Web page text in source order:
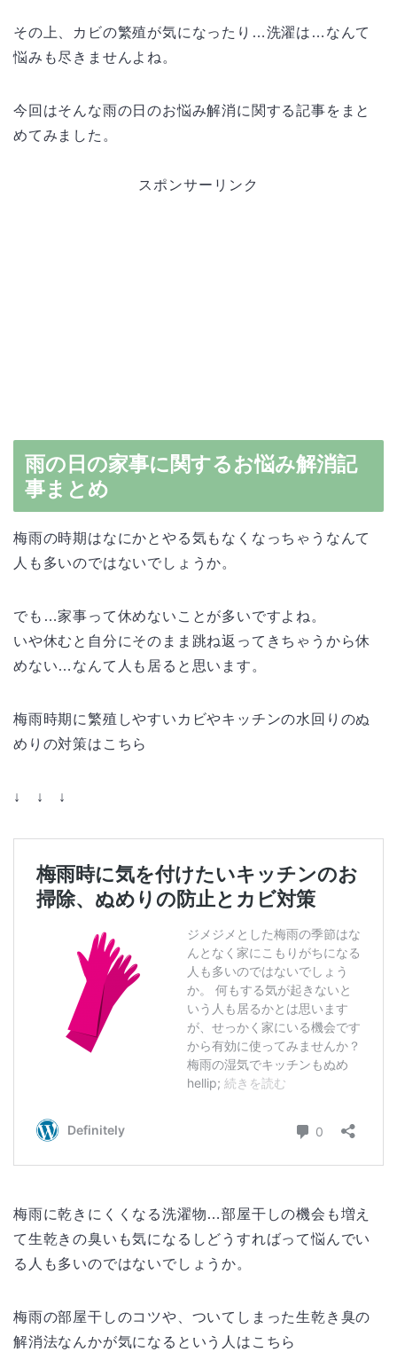
その上、カビの繁殖が気になったり…洗濯は…なんて
悩みも尽きませんよね。
今回はそんな雨の日のお悩み解消に関する記事をまと
めてみました。
スポンサーリンク
雨の日の家事に関するお悩み解消記
事まとめ
梅雨の時期はなにかとやる気もなくなっちゃうなんて
人も多いのではないでしょうか。
でも…家事って休めないことが多いですよね。
いや休むと自分にそのまま跳ね返ってきちゃうから休
めない…なんて人も居ると思います。
梅雨時期に繁殖しやすいカビやキッチンの水回りのぬ
めりの対策はこちら
↓ ↓ ↓
梅雨に乾きにくくなる洗濯物…部屋干しの機会も増え
て生乾きの臭いも気になるしどうすればって悩んでい
る人も多いのではないでしょうか。
梅雨の部屋干しのコツや、ついてしまった生乾き臭の
解消法なんかが気になるという人はこちら